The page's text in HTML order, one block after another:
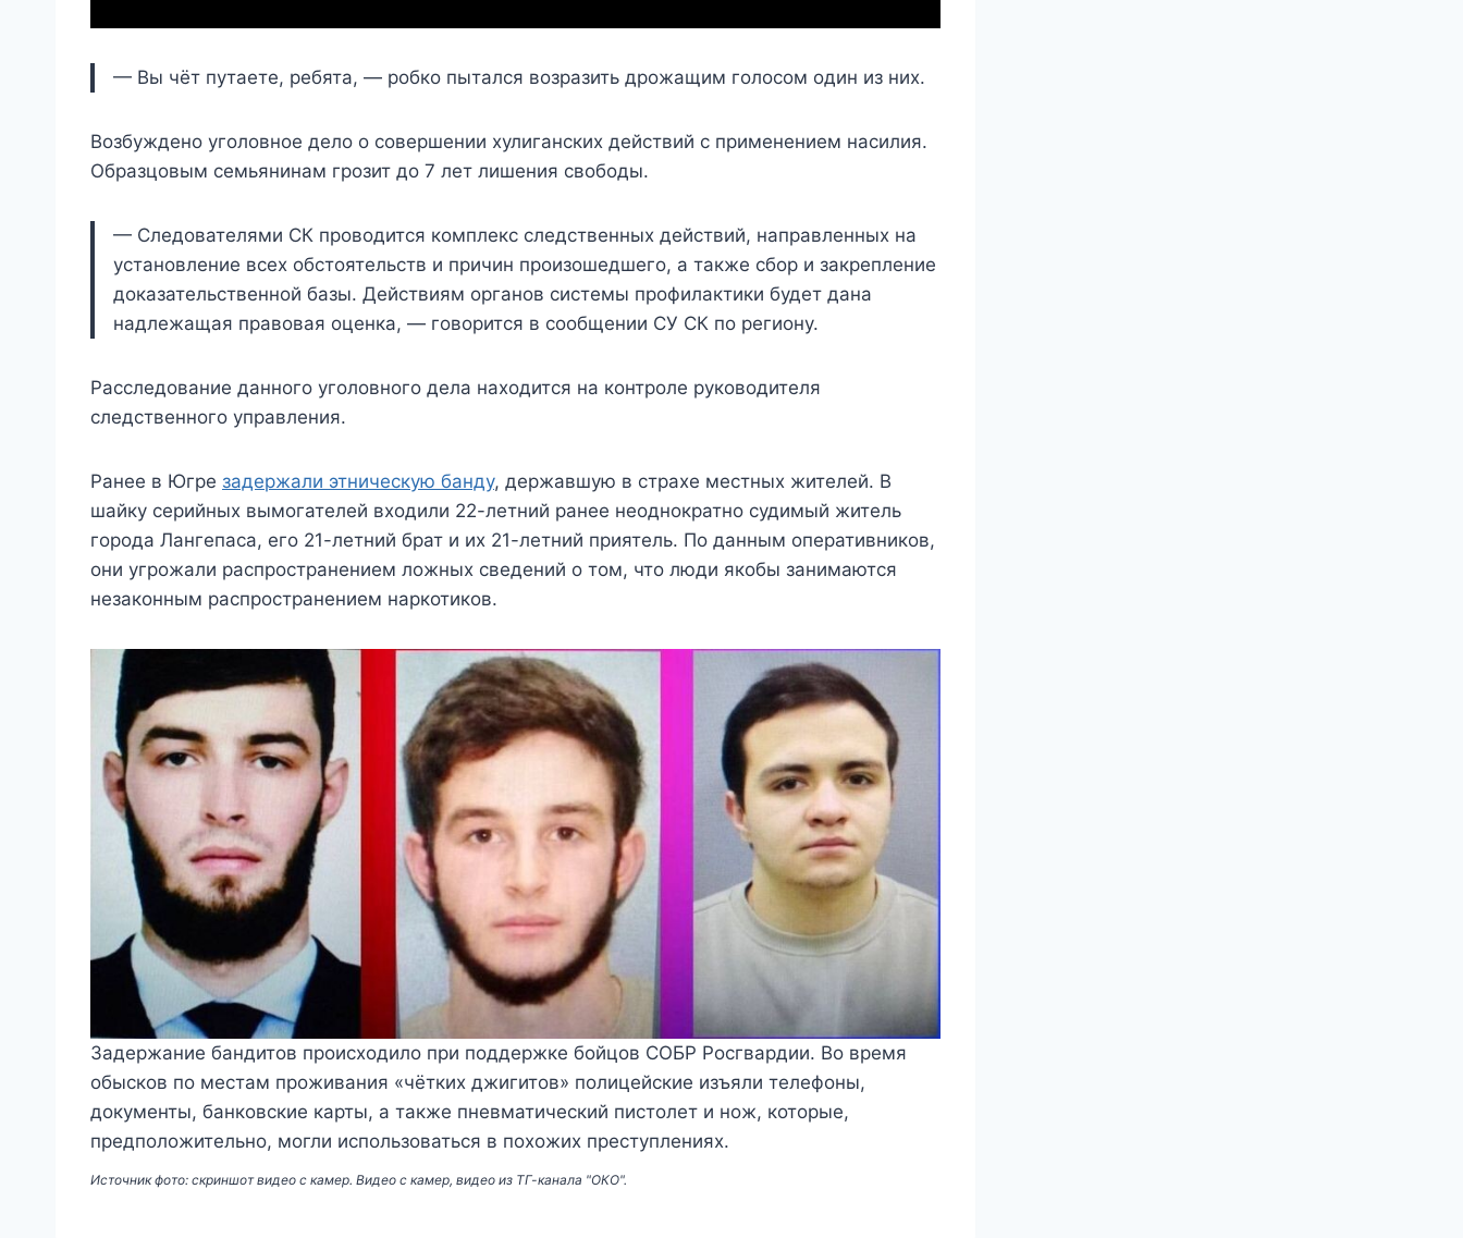
— Вы чёт путаете, ребята, — робко пытался возразить дрожащим голосом один из них.
Возбуждено уголовное дело о совершении хулиганских действий с применением насилия.
Образцовым семьянинам грозит до 7 лет лишения свободы.
— Следователями СК проводится комплекс следственных действий, направленных на
установление всех обстоятельств и причин произошедшего, а также сбор и закрепление
доказательственной базы. Действиям органов системы профилактики будет дана
надлежащая правовая оценка, — говорится в сообщении СУ СК по региону.
Расследование данного уголовного дела находится на контроле руководителя
следственного управления.
Ранее в Югре задержали этническую банду, державшую в страхе местных жителей. В
шайку серийных вымогателей входили 22-летний ранее неоднократно судимый житель
города Лангепаса, его 21-летний брат и их 21-летний приятель. По данным оперативников,
они угрожали распространением ложных сведений о том, что люди якобы занимаются
незаконным распространением наркотиков.
Задержание бандитов происходило при поддержке бойцов СОБР Росгвардии. Во время
обысков по местам проживания «чётких джигитов» полицейские изъяли телефоны,
документы, банковские карты, а также пневматический пистолет и нож, которые,
предположительно, могли использоваться в похожих преступлениях.
Источник фото: скриншот видео с камер. Видео с камер, видео из ТГ-канала "ОКО".